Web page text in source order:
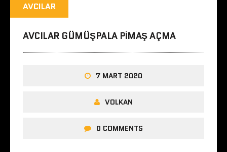
AVCILAR
AVCILAR GÜMÜŞPALA PIMAŞ AÇMA
7 MART 2020
VOLKAN
0 COMMENTS